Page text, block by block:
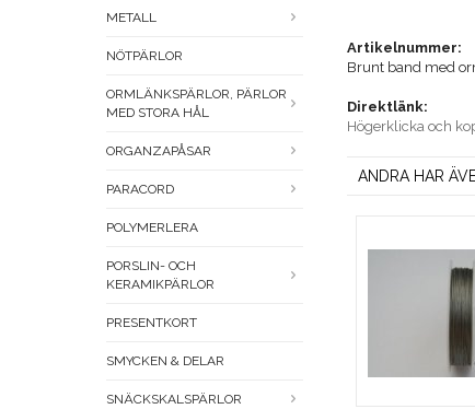
METALL
NÖTPÄRLOR
ORMLÄNKSPÄRLOR, PÄRLOR
MED STORA HÅL
ORGANZAPÅSAR
PARACORD
POLYMERLERA
PORSLIN- OCH
KERAMIKPÄRLOR
PRESENTKORT
SMYCKEN & DELAR
SNÄCKSKALSPÄRLOR
Artikelnummer:
Brunt band med
Direktlänk:
Högerklicka och
ANDRA HAR